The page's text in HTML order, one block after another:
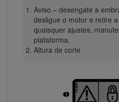
Aviso – desengate a
desligue o motor e retire
quaisquer ajustes,
plataforma.
Altura de corte